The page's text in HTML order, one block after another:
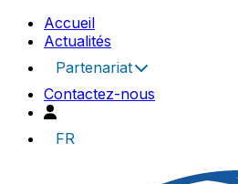
Accueil
Actualités
Partenariat
Contactez-nous
FR